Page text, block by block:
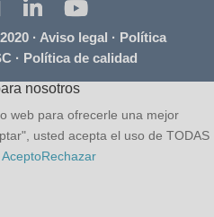
· Aviso legal · Política
· Política de calidad
nosotros
web para ofrecerle una mejor
usted acepta el uso de TODAS
AceptoRechazar